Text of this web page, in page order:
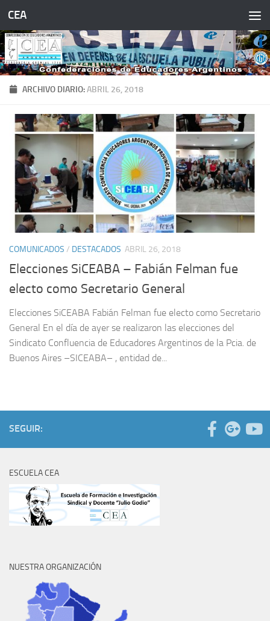
Saltar al contenido
CEA
ARCHIVO DIARIO:ABRIL 26, 2018
COMUNICADOS / DESTACADOS ABRIL 26, 2018
Elecciones SiCEABA – Fabián Felman fue
electo como Secretario General
Elecciones SiCEABA Fabián Felman fue electo como Secretario
General En el día de ayer se realizaron las elecciones del
Sindicato Confluencia de Educadores Argentinos de la Pcia. de
Buenos Aires –SICEABA– , entidad de...
SEGUIR:
ESCUELA CEA
NUESTRA ORGANIZACIÓN